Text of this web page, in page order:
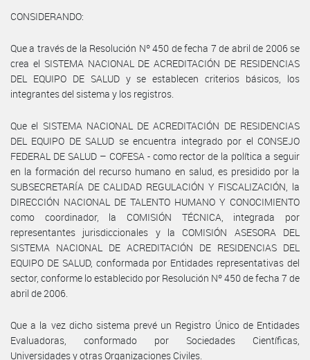
CONSIDERANDO:
Que a través de la Resolución Nº 450 de fecha 7 de abril de 2006 se
crea el SISTEMA NACIONAL DE ACREDITACIÓN DE RESIDENCIAS
DEL EQUIPO DE SALUD y se establecen criterios básicos, los
integrantes del sistema y los registros.
Que el SISTEMA NACIONAL DE ACREDITACIÓN DE RESIDENCIAS
DEL EQUIPO DE SALUD se encuentra integrado por el CONSEJO
FEDERAL DE SALUD – COFESA - como rector de la política a seguir
en la formación del recurso humano en salud, es presidido por la
SUBSECRETARÍA DE CALIDAD REGULACIÓN Y FISCALIZACIÓN, la
DIRECCIÓN NACIONAL DE TALENTO HUMANO Y CONOCIMIENTO
como coordinador, la COMISIÓN TÉCNICA, integrada por
representantes jurisdiccionales y la COMISIÓN ASESORA DEL
SISTEMA NACIONAL DE ACREDITACIÓN DE RESIDENCIAS DEL
EQUIPO DE SALUD, conformada por Entidades representativas del
sector, conforme lo establecido por Resolución Nº 450 de fecha 7 de
abril de 2006.
Que a la vez dicho sistema prevé un Registro Único de Entidades
Evaluadoras, conformado por Sociedades Científicas,
Universidades y otras Organizaciones Civiles.